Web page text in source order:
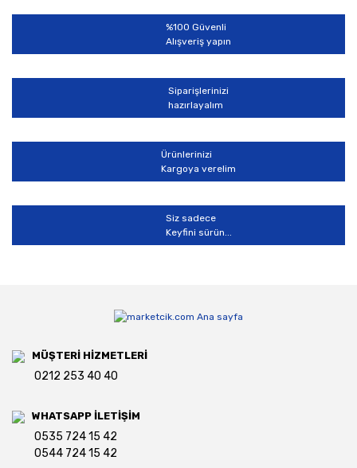
%100 Güvenli
Alışveriş yapın
Siparişlerinizi
hazırlayalım
Ürünlerinizi
Kargoya verelim
Siz sadece
Keyfini sürün...
MÜŞTERİ HİZMETLERİ
0212 253 40 40
WHATSAPP İLETİŞİM
0535 724 15 42
0544 724 15 42